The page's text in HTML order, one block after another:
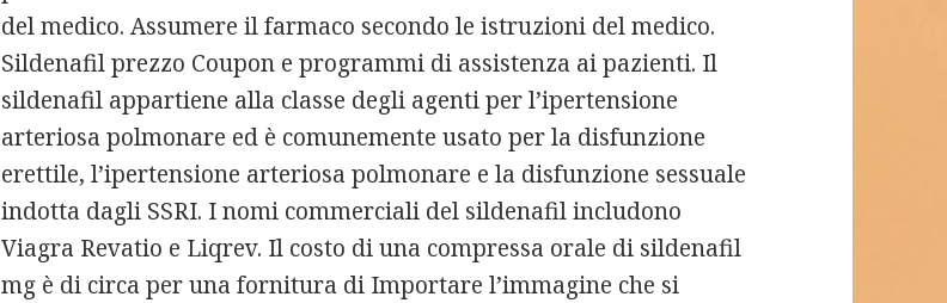
del medico. Assumere il farmaco secondo le istruzioni del medico.
Sildenafil prezzo Coupon e programmi di assistenza ai pazienti. Il
sildenafil appartiene alla classe degli agenti per l’ipertensione
arteriosa polmonare ed è comunemente usato per la disfunzione
erettile, l’ipertensione arteriosa polmonare e la disfunzione sessuale
indotta dagli SSRI. I nomi commerciali del sildenafil includono
Viagra Revatio e Liqrev. Il costo di una compressa orale di sildenafil
mg è di circa per una fornitura di Importare l’immagine che si